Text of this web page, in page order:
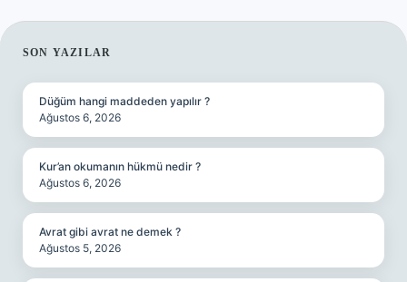
SIDEBAR
SON YAZILAR
Düğüm hangi maddeden yapılır ?
Ağustos 6, 2026
Kur’an okumanın hükmü nedir ?
Ağustos 6, 2026
Avrat gibi avrat ne demek ?
Ağustos 5, 2026